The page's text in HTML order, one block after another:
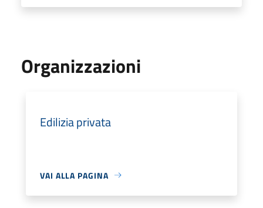
Organizzazioni
Edilizia privata
VAI ALLA PAGINA